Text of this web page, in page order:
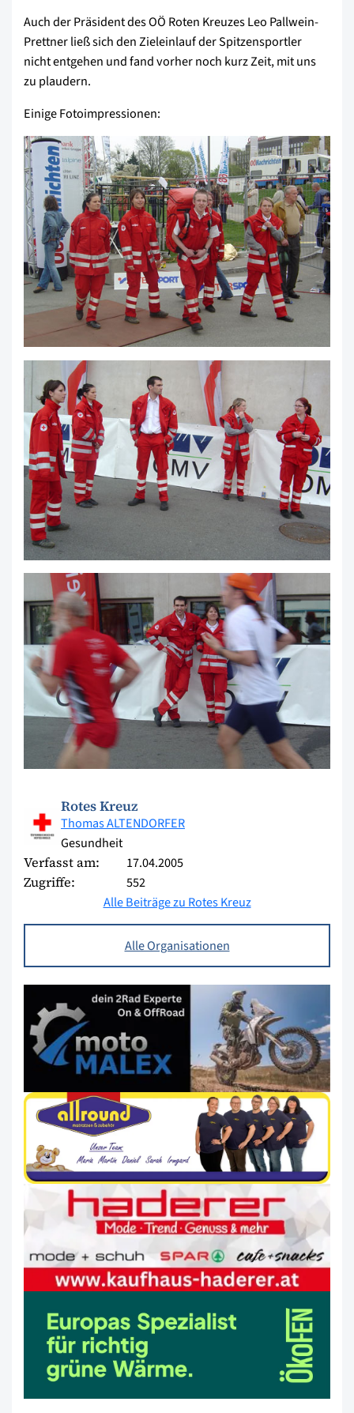
Auch der Präsident des OÖ Roten Kreuzes Leo Pallwein-
Prettner ließ sich den Zieleinlauf der Spitzensportler
nicht entgehen und fand vorher noch kurz Zeit, mit uns
zu plaudern.
Einige Fotoimpressionen:
Rotes Kreuz
Thomas ALTENDORFER
Gesundheit
Verfasst am: 17.04.2005
Zugriffe:
552
Alle Beiträge zu Rotes Kreuz
Alle Organisationen